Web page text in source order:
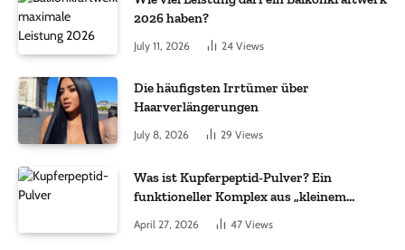
2026 haben?
July 11, 2026 24 Views
Die häufigsten Irrtümer über
Haarverlängerungen
July 8, 2026 29 Views
Was ist Kupferpeptid-Pulver? Ein
funktioneller Komplex aus „kleinem
Molekül + Metall“
April 27, 2026 47 Views